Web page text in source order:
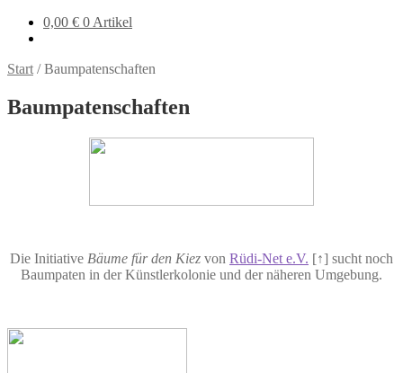
0,00 € 0 Artikel
Start /Baumpatenschaften
Baumpatenschaften
Die Initiative Bäume für den Kiez von Rüdi-Net e.V. [↑] sucht noch
Baumpaten in der Künstlerkolonie und der näheren Umgebung.